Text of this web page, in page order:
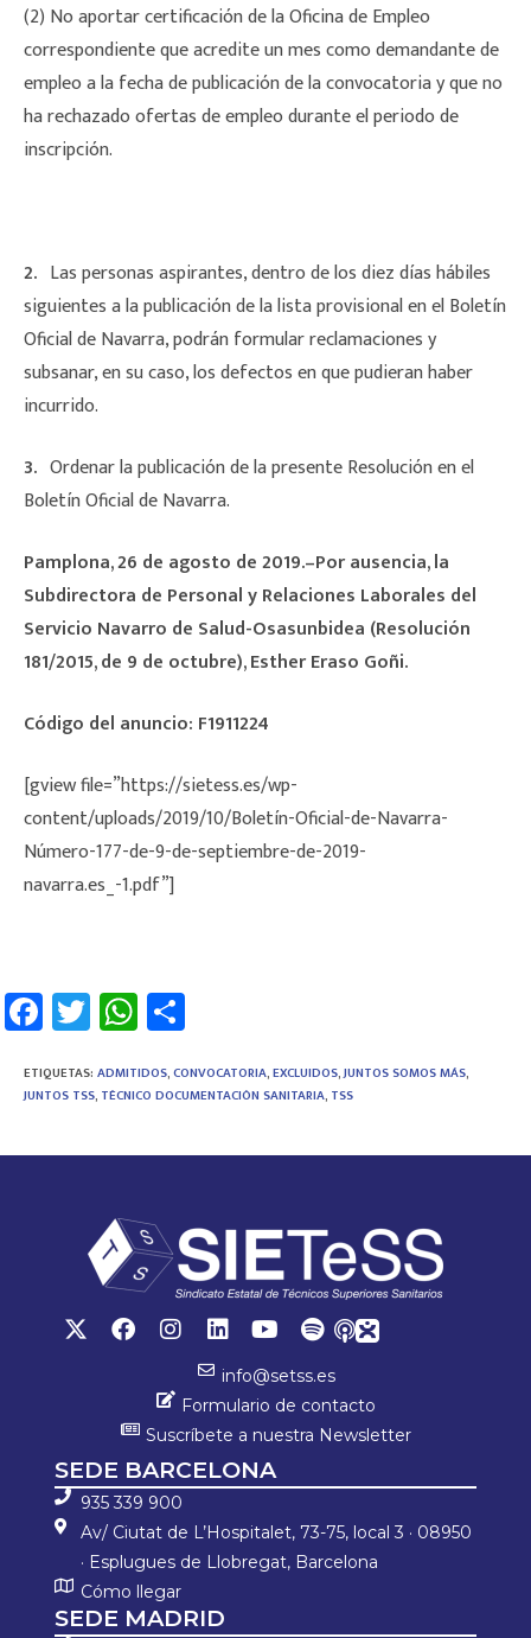
(2) No aportar certificación de la Oficina de Empleo
correspondiente que acredite un mes como demandante de
empleo a la fecha de publicación de la convocatoria y que no
ha rechazado ofertas de empleo durante el periodo de
inscripción.
2.º Las personas aspirantes, dentro de los diez días hábiles
siguientes a la publicación de la lista provisional en el Boletín
Oficial de Navarra, podrán formular reclamaciones y
subsanar, en su caso, los defectos en que pudieran haber
incurrido.
3.º Ordenar la publicación de la presente Resolución en el
Boletín Oficial de Navarra.
Pamplona, 26 de agosto de 2019.–Por ausencia, la
Subdirectora de Personal y Relaciones Laborales del
Servicio Navarro de Salud-Osasunbidea (Resolución
181/2015, de 9 de octubre), Esther Eraso Goñi.
Código del anuncio: F1911224
[gview file=”https://sietess.es/wp-
content/uploads/2019/10/Boletín-Oficial-de-Navarra-
Número-177-de-9-de-septiembre-de-2019-
navarra.es_-1.pdf”]
Fa
ce
b
ok
T
wi
tt
W
h
at
p
m
ar
ETIQUETAS: ADMITIDOS,CONVOCATORIA,EXCLUIDOS,JUNTOS SOMOS MÁS,
JUNTOS TSS, TÉCNICO DOCUMENTACIÓN SANITARIA, TSS
info@setss.es
Formulario de contacto
Suscríbete a nuestra Newsletter
SEDE BARCELONA
935 339 900
Av/ Ciutat de L’Hospitalet, 73-75, local 3 · 08950
· Esplugues de Llobregat, Barcelona
Cómo llegar
SEDE MADRID